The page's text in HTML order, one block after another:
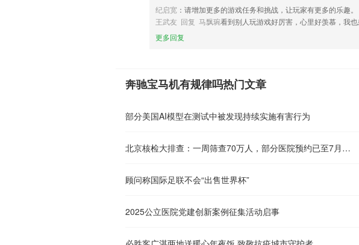
纪启宽 ：请增加更多的游戏任务和挑战，让玩家有更多的乐趣。
王武友 回复 马飘琬看到别人玩游戏好厉害，心里好羡慕，我也
更多回复
奔驰宝马机有规律吗热门文章
部分美国AI模型在测试中被发现持续实施有害行为
北京核检大排查：一周筛查70万人，部分医院预约已至7月中旬
顾问称国际足联不会“出售世界杯”
2025公立医院党建创新案例征集活动启事